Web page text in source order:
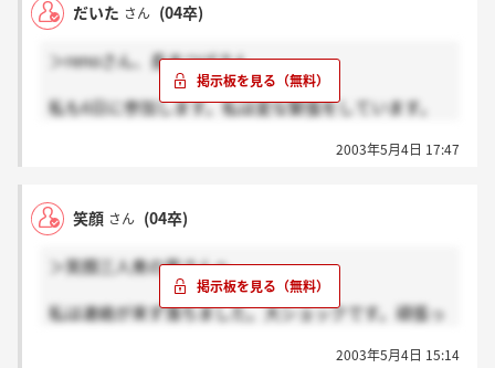
だいた さん (04卒)
＞renoさん、長まつげさん
私も6日に参加します。私は変な緊張をしています。
ますが、サークルのように酔っ払って粗相をしないか
でも、私自身当日は選考されてるという気持ちではな
く、自分自身と会社、又は仲間との適性を見る気持ち
2003年5月4日 17:47
笑顔 さん (04卒)
＞笑顔三人衆の男さんへ
私は連絡が来ず落ちました。大ショックです。頑張っ
2003年5月4日 15:14